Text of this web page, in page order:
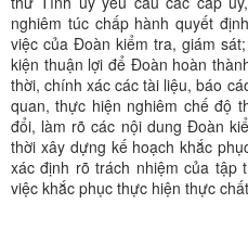
nghiêm túc chấp hành quyết
việc của Đoàn kiểm tra, giám
kiện thuận lợi để Đoàn hoàn
thời, chính xác các tài liệu, báo
quan, thực hiện nghiêm chế độ
đổi, làm rõ các nội dung Đoàn
thời xây dựng kế hoạch khắc
xác định rõ trách nhiệm của tập
việc khắc phục thực hiện thực